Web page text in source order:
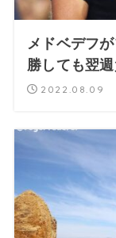
メドベデフ
勝しても翌
2022.08.09